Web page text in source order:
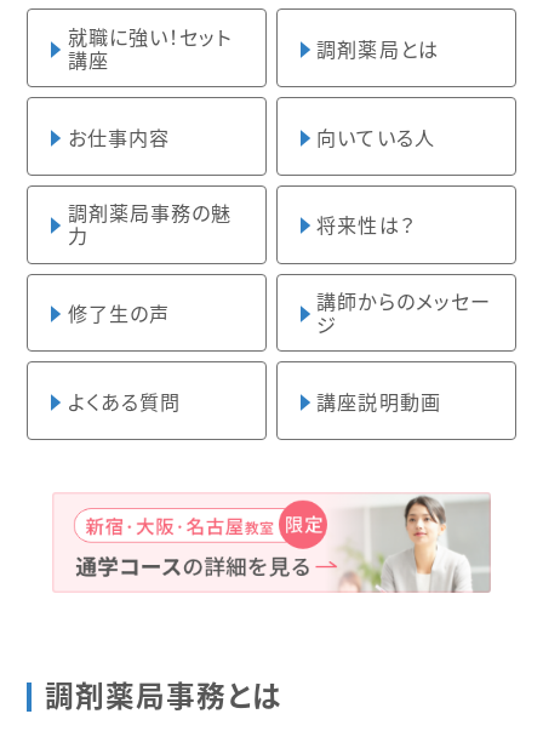
就職に強い！セット
講座 調剤薬局とは
お仕事内容 向いている人
調剤薬局事務の魅
力 将来性は？
修了生の声 講師からのメッセー
ジ
よくある質問 講座説明動画
調剤薬局事務とは